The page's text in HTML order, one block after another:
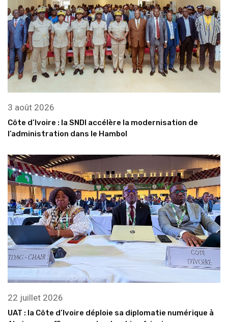
3 août 2026
Côte d’Ivoire : la SNDI accélère la modernisation de
l’administration dans le Hambol
22 juillet 2026
UAT : la Côte d’Ivoire déploie sa diplomatie numérique à